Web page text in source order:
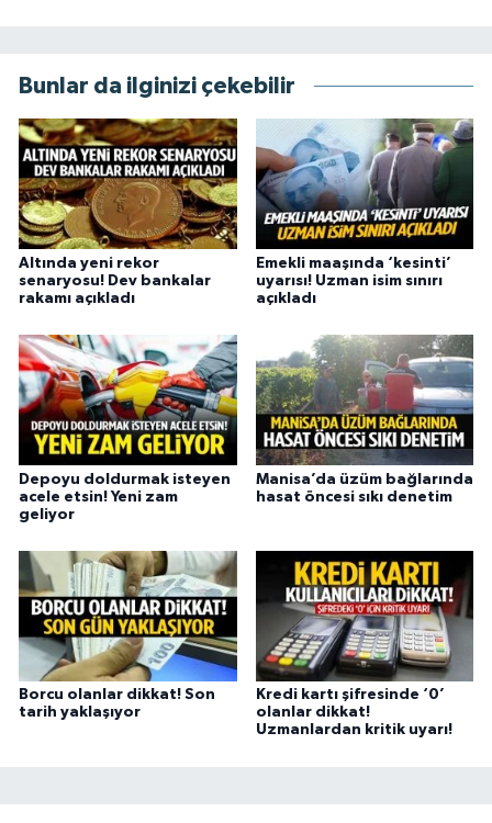
Bunlar da ilginizi çekebilir
Altında yeni rekor
senaryosu! Dev bankalar
rakamı açıkladı
Emekli maaşında ‘kesinti’
uyarısı! Uzman isim sınırı
açıkladı
Depoyu doldurmak isteyen
acele etsin! Yeni zam
geliyor
Manisa’da üzüm bağlarında
hasat öncesi sıkı denetim
Borcu olanlar dikkat! Son
tarih yaklaşıyor
Kredi kartı şifresinde ‘0’
olanlar dikkat!
Uzmanlardan kritik uyarı!